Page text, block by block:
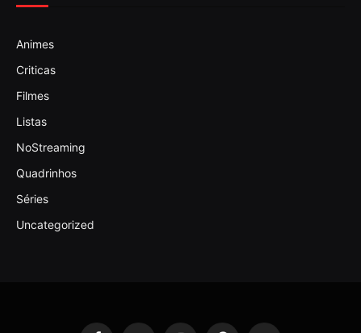
Animes
Criticas
Filmes
Listas
NoStreaming
Quadrinhos
Séries
Uncategorized